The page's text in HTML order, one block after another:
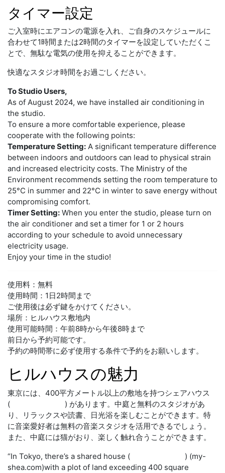
タイマー設定
ご入室時にエアコンの電源を入れ、ご自身のスケジュールに
合わせて1時間または2時間のタイマーを設定していただくこ
とで、無駄な電気の使用を抑えることができます。
快適なスタジオ時間をお過ごしください。
To Studio Users,
As of August 2024, we have installed air conditioning in
the studio.
To ensure a more comfortable experience, please
cooperate with the following points:
Temperature Setting: A significant temperature difference
between indoors and outdoors can lead to physical strain
and increased electricity costs. The Ministry of the
Environment recommends setting the room temperature to
25°C in summer and 22°C in winter to save energy without
compromising comfort.
Timer Setting: When you enter the studio, please turn on
the air conditioner and set a timer for 1 or 2 hours
according to your schedule to avoid unnecessary
electricity usage.
Enjoy your time in the studio!
使用料：無料
使用時間：1日2時間まで
ご使用後は必ず鍵をかけてください。
場所：ヒルハウス敷地内
使用可能時間：午前8時から午後8時まで
前日から予約可能です。
予約の時間帯に必ず使用する条件で予約をお願いします。
ヒルハウスの魅力
東京には、400平方メートル以上の敷地を持つシェアハウス
(
) があります。中庭と無料のスタジオがあ
り、リラックスや読書、日光浴を楽しむことができます。特
に音楽愛好者は無料の音楽スタジオを活用できるでしょう。
また、中庭には猫がおり、楽しく触れ合うことができます。
“In Tokyo, there’s a shared house (
) (my-
shea.com)with a plot of land exceeding 400 square